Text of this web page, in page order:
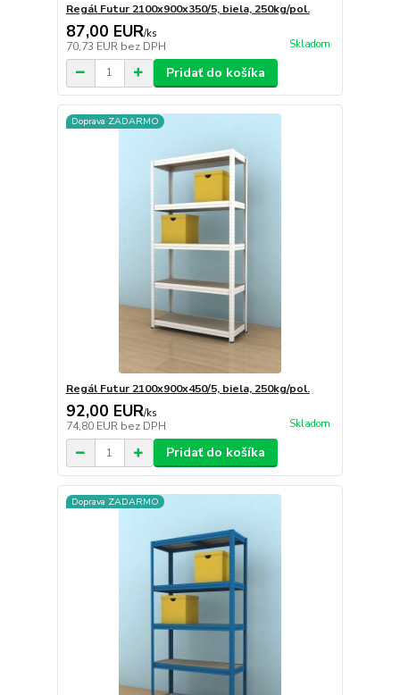
Regál Futur 2100x900x350/5, biela, 250kg/pol.
87,00 EUR/ks
70,73 EUR bez DPH Skladom
Pridať do košíka
Doprava ZADARMO
Regál Futur 2100x900x450/5, biela, 250kg/pol.
92,00 EUR/ks
74,80 EUR bez DPH Skladom
Pridať do košíka
Doprava ZADARMO